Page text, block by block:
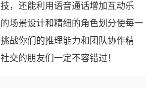
，还能利用语音通话增加互动乐
场景设计和精细的角色划分使每一
战你们的推理能力和团队协作精
交的朋友们一定不容错过！